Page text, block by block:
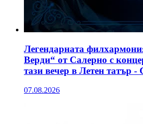
Легендарната
Верди“ от Салерно с
тази вечер в Летен татър -
07.08.2026